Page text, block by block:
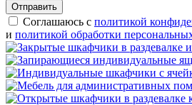
Отправить
Соглашаюсь с политикой
и политикой обработки